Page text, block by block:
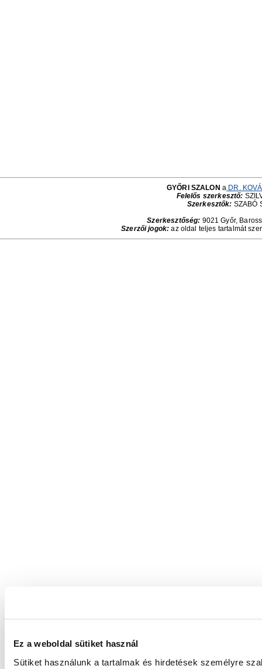
Ez a weboldal sütiket használ
Sütiket használunk a tartalmak és hirdetések személyre
GYŐRI SZALON a DR.
Felelős szerkesztő:
Szerkesztők: SZABÓ
Szerkesztőség: 9021 Győr,
Szerzői jogok: az oldal teljes tartalmát